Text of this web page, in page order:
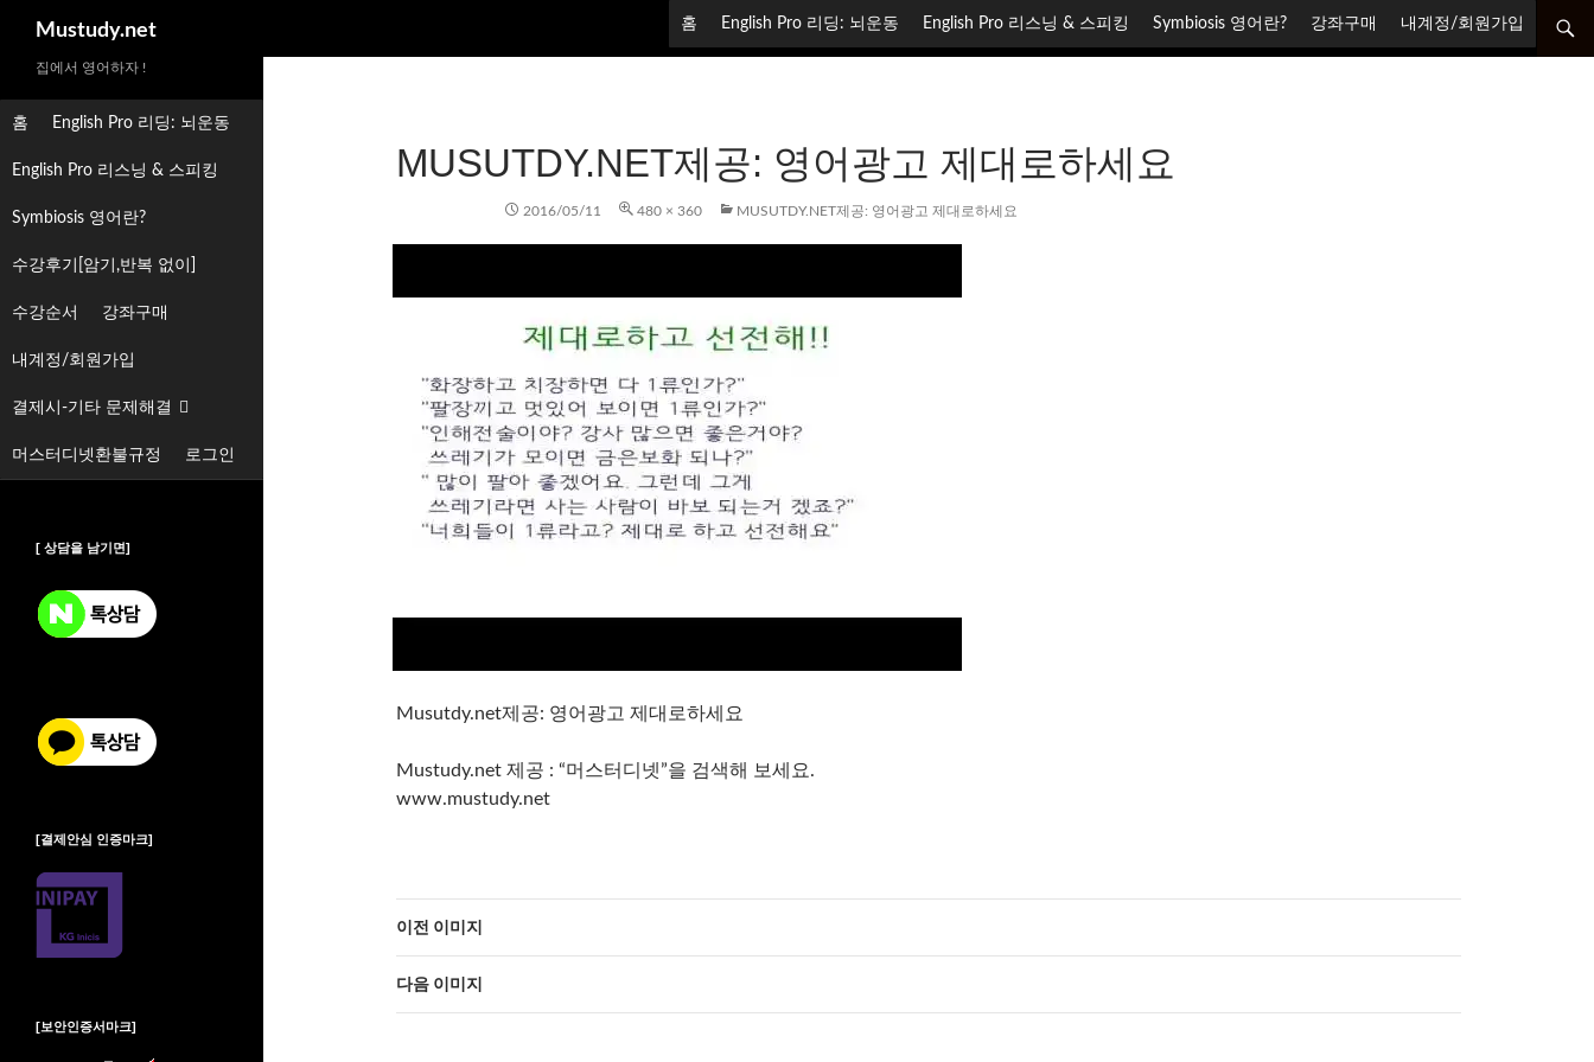
Mustudy.net 홈 English Pro 리딩: 뇌운동 English Pro 리스닝 & 스피킹 Symbiosis 영어란? 강좌구매 내계정/회원가입
MUSUTDY.NET제공: 영어광고 제대로하세요
2016/05/11 480 × 360 MUSUTDY.NET제공: 영어광고 제대로하세요
Musutdy.net제공: 영어광고 제대로하세요
Mustudy.net 제공 : “머스터디넷”을 검색해 보세요.
www.mustudy.net
이전 이미지
다음 이미지
집에서 영어하자 !
홈 English Pro 리딩: 뇌운동
English Pro 리스닝 & 스피킹
Symbiosis 영어란?
수강후기[암기,반복 없이]
수강순서 강좌구매
내계정/회원가입
결제시-기타 문제해결
머스터디넷환불규정 로그인
[ 상담을 남기면]
[결제안심 인증마크]
[보안인증서마크]